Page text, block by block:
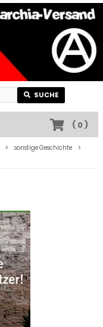
SUCHE
( 0)
sonstige Geschichte